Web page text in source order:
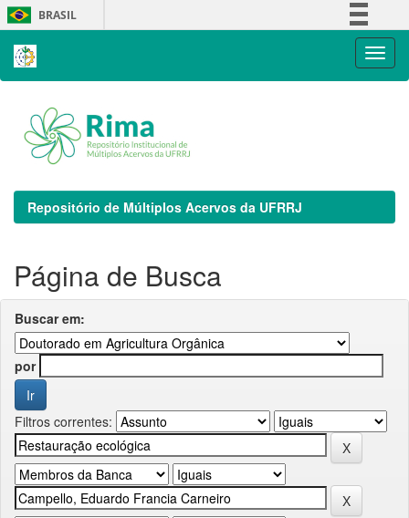
Skip
navigation
BRASIL
Repositório de Múltiplos Acervos da UFRRJ
Página de Busca
Buscar em:
por
Filtros correntes: